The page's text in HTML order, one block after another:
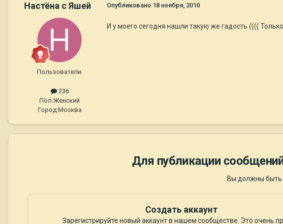
Настёна с Яшей
Пользователи.
236
Пол:Женский
Город:Москва
Опубликовано 18 ноября, 2010
И у моего сегодня нашли такую же гадость ((((
Для публикации
Вы должны быть
Создать аккаунт
Зарегистрируйте новый аккаунт в нашем сообществе. Это очень